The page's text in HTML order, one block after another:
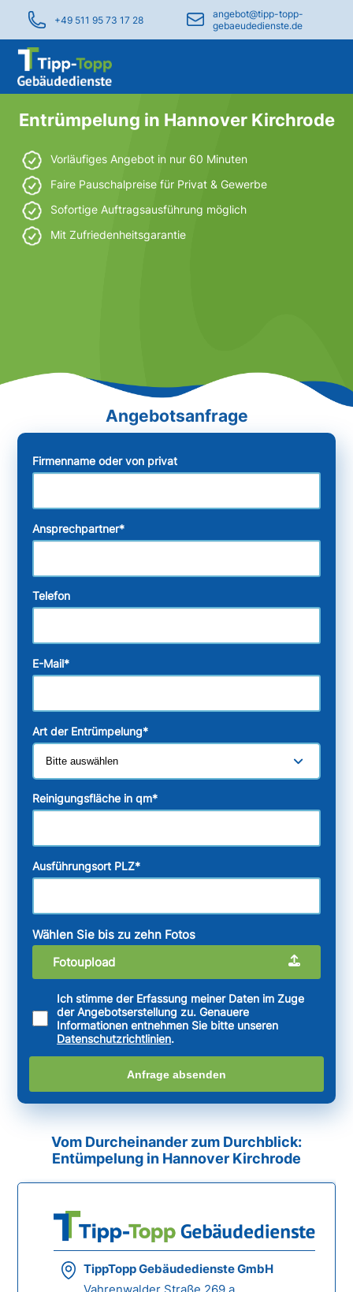
+49 511 95 73 17 28
angebot@tipp-topp-
gebaeudedienste.de
Entrümpelung in Hannover Kirchrode
Vorläufiges Angebot in nur 60 Minuten
Faire Pauschalpreise für Privat & Gewerbe
Sofortige Auftragsausführung möglich
Mit Zufriedenheitsgarantie
Firmenname oder von privat
Ansprechpartner*
Telefon
E-Mail*
Art der Entrümpelung*
Reinigungsfläche in qm*
Ausführungsort PLZ*
Wählen Sie bis zu zehn Fotos
Fotoupload
Ich stimme der Erfassung meiner Daten im Zuge
der Angebotserstellung zu. Genauere
Informationen entnehmen Sie bitte unseren
Datenschutzrichtlinien.
Anfrage absenden
Vom Durcheinander zum Durchblick:
Entümpelung in Hannover Kirchrode
TippTopp Gebäudedienste GmbH